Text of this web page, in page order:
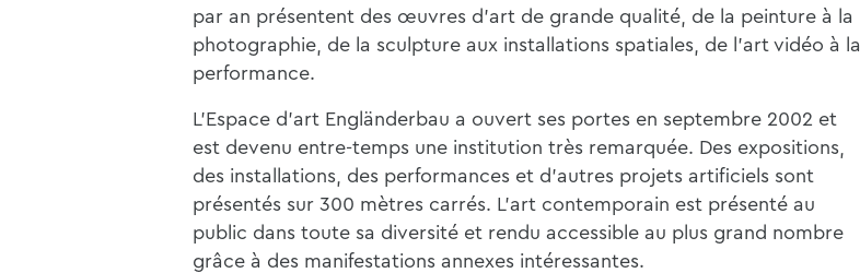
par an présentent des œuvres d'art de grande qualité, de la peinture à la
photographie, de la sculpture aux installations spatiales, de l'art vidéo à la
performance.
L'Espace d'art Engländerbau a ouvert ses portes en septembre 2002 et
est devenu entre-temps une institution très remarquée. Des expositions,
des installations, des performances et d'autres projets artificiels sont
présentés sur 300 mètres carrés. L'art contemporain est présenté au
public dans toute sa diversité et rendu accessible au plus grand nombre
grâce à des manifestations annexes intéressantes.